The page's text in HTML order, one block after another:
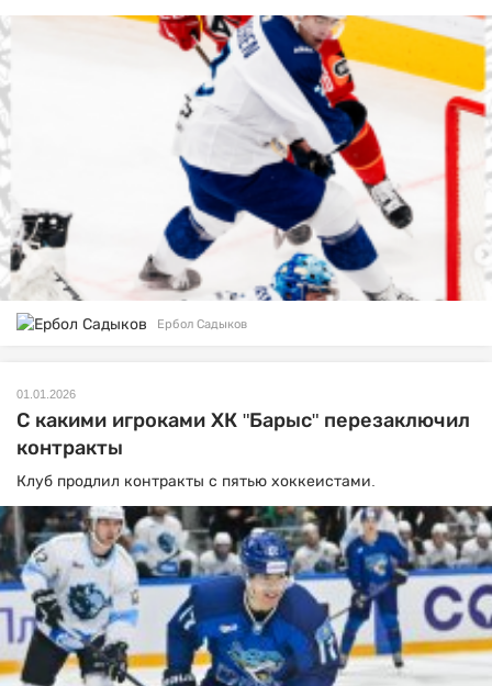
Ербол Садыков
01.01.2026
С какими игроками ХК "Барыс" перезаключил
контракты
Клуб продлил контракты с пятью хоккеистами.